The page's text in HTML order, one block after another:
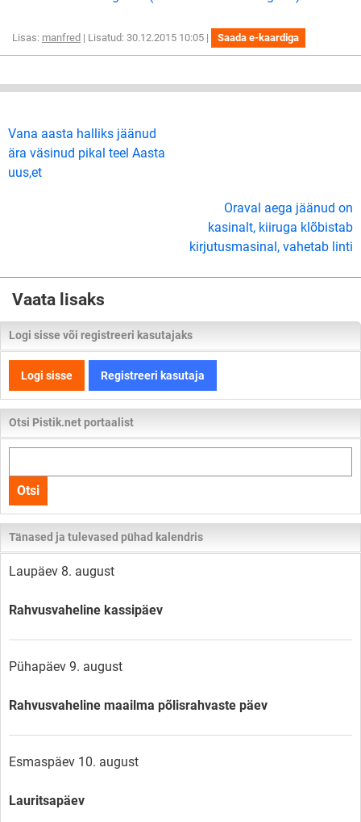
Lisas: manfred | Lisatud: 30.12.2015 10:05 | Saada e-kaardiga
Vana aasta halliks jäänud
ära väsinud pikal teel Aasta
uus,et
Oraval aega jäänud on
kasinalt, kiiruga klõbistab
kirjutusmasinal, vahetab linti
Vaata lisaks
Logi sisse või registreeri kasutajaks
Logi sisse Registreeri kasutaja
Otsi Pistik.net portaalist
kogu
lehelt
Otsi
Tänased ja tulevased pühad kalendris
Laupäev 8. august
Rahvusvaheline kassipäev
Pühapäev 9. august
Rahvusvaheline maailma põlisrahvaste päev
Esmaspäev 10. august
Lauritsapäev